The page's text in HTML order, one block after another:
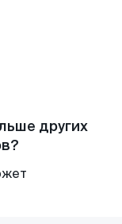
других